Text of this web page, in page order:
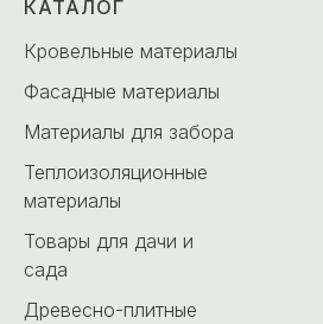
КАТАЛОГ
Кровельные материалы
Фасадные материалы
Материалы для забора
Теплоизоляционные
материалы
Товары для дачи и
сада
Древесно-плитные